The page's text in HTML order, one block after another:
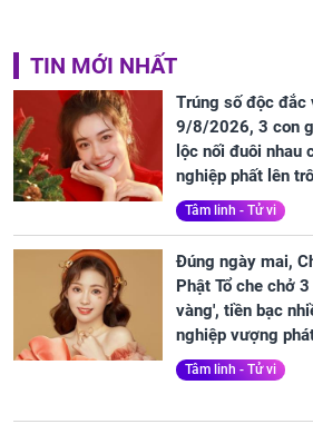
TIN MỚI NHẤT
Trúng số độc đắc
9/8/2026, 3 con
lộc nối đuôi nhau
nghiệp phất lên
Tâm linh - Tử vi
Đúng ngày mai,
Phật Tổ che chở
vàng', tiền bạc
nghiệp vượng
Tâm linh - Tử vi